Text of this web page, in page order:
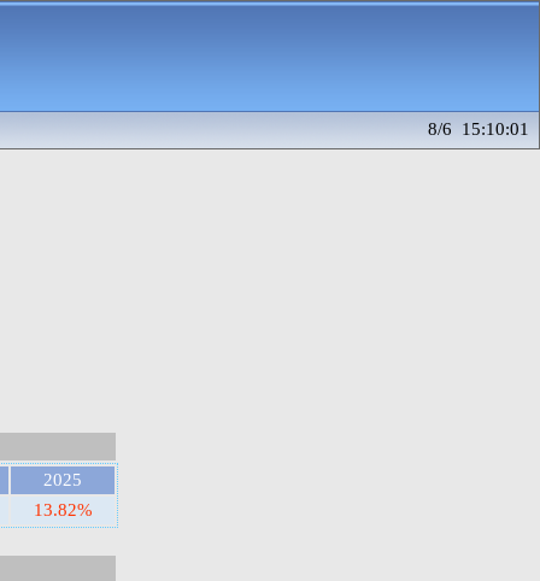
8/6 15:10:01
2025
13.82%